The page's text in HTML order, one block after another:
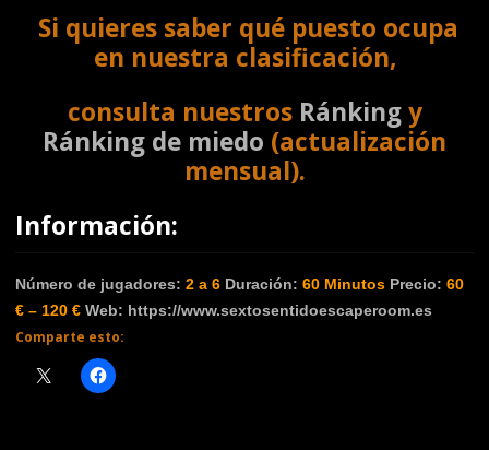
Si quieres saber qué puesto ocupa
en nuestra clasificación,
consulta nuestros Ránkingy
Ránking de miedo (actualización
mensual).
Información:
Número de jugadores: 2 a 6 Duración: 60 Minutos Precio: 60
€ – 120 € Web: https://www.sextosentidoescaperoom.es
Comparte esto: